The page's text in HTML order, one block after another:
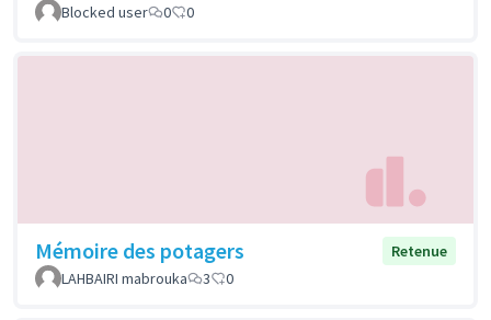
Blocked user 0 0
Mémoire des potagers
Retenue
LAHBAIRI mabrouka
3 0